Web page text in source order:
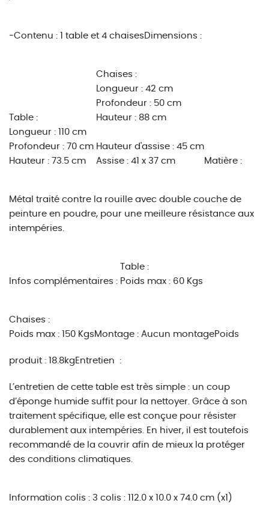
-Contenu : 1 table et 4 chaises Dimensions :
Table :
Longueur : 110 cm
Profondeur : 70 cm
Hauteur : 73.5 cm
Chaises :
Longueur : 42 cm
Profondeur : 50 cm
Hauteur : 88 cm
Hauteur d'assise : 45 cm
Assise : 41 x 37 cm
Matière :
Métal traité contre la rouille avec double couche de
peinture en poudre, pour une meilleure résistance aux
intempéries.
Infos complémentaires :
Table :
Poids max : 60 Kgs
Chaises :
Poids max : 150 Kgs Montage : Aucun montagePoids
produit : 18.8kgEntretien :
L’entretien de cette table est très simple : un coup
d’éponge humide suffit pour la nettoyer. Grâce à son
traitement spécifique, elle est conçue pour résister
durablement aux intempéries. En hiver, il est toutefois
recommandé de la couvrir afin de mieux la protéger
des conditions climatiques.
Information colis : 3 colis : 112.0 x 10.0 x 74.0 cm (x1)